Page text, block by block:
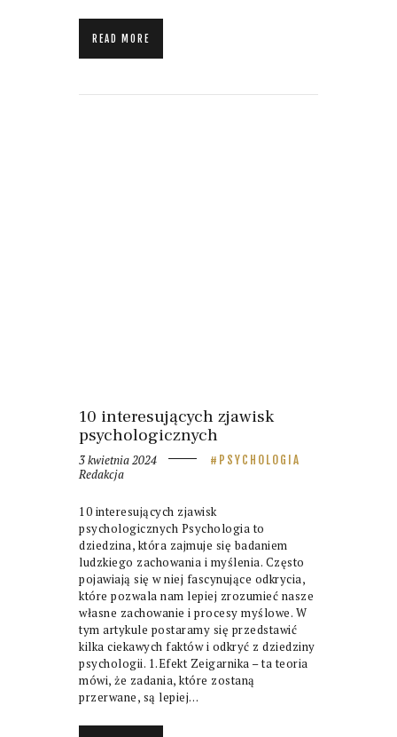
READ MORE
10 interesujących zjawisk
psychologicznych
3 kwietnia 2024 PSYCHOLOGIA
Redakcja
10 interesujących zjawisk
psychologicznych Psychologia to
dziedzina, która zajmuje się badaniem
ludzkiego zachowania i myślenia. Często
pojawiają się w niej fascynujące odkrycia,
które pozwala nam lepiej zrozumieć nasze
własne zachowanie i procesy myślowe. W
tym artykule postaramy się przedstawić
kilka ciekawych faktów i odkryć z dziedziny
psychologii. 1.Efekt Zeigarnika – ta teoria
mówi, że zadania, które zostaną
przerwane, są lepiej…